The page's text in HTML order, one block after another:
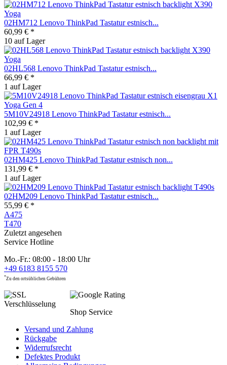
02HM712 Lenovo ThinkPad Tastatur estnisch...
60,99 € *
10 auf Lager
02HL568 Lenovo ThinkPad Tastatur estnisch...
66,99 € *
1 auf Lager
5M10V24918 Lenovo ThinkPad Tastatur estnisch...
102,99 € *
1 auf Lager
02HM425 Lenovo ThinkPad Tastatur estnisch non...
131,99 € *
1 auf Lager
02HM209 Lenovo ThinkPad Tastatur estnisch...
55,99 € *
A475
T470
Zuletzt angesehen
Service Hotline
Mo.-Fr.: 08:00 - 18:00 Uhr
+49 6183 8155 570
*Zu den ortsüblichen Gebühren
Shop Service
Versand und Zahlung
Rückgabe
Widerrufsrecht
Defektes Produkt